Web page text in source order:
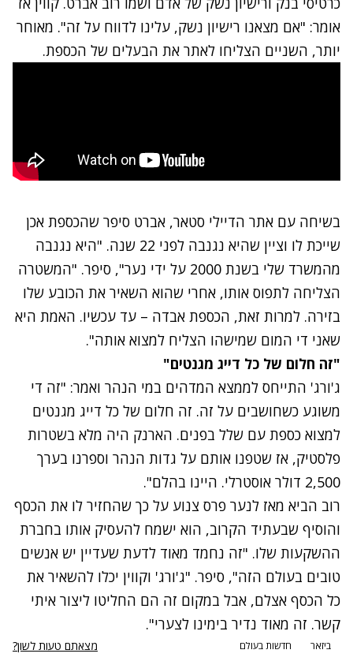
אומר: "אם מצאנו רישיון נשק, עלינו לדווח על זה". מאוחר
יותר, השניים הצליחו לאתר את הבעלים של הכספת.
בשיחה עם אתר הדיילי סטאר, אברט סיפר שהכספת אכן
שייכת לו וציין שהיא נגנבה לפני 22 שנה. "היא נגנבה
מהמשרד שלי בשנת 2000 על ידי נער", סיפר. "המשטרה
הצליחה לתפוס אותו, אחרי שהוא השאיר את הכובע שלו
בזירה. למרות זאת, הכספת אבדה – עד עכשיו. האמת היא
שאני די המום שמישהו הצליח למצוא אותה".
"זה חלום של כל דייג מגנטים"
ג'ורג' התייחס לממצא המדהים במי הנהר ואמר: "זה די
משוגע כשחושבים על זה. זה חלום של כל דייג מגנטים
למצוא כספת עם שלל בפנים. הארנק היה מלא בשטרות
פלסטיק, אז שטפנו אותם על גדות הנהר וספרנו בערך
2,500 דולר אוסטרלי. היינו בהלם".
רוב הביא מאז לנער פרס צנוע על כך שהחזיר לו את הכסף
והוסיף שבעתיד הקרוב, הוא ישמח להעסיק אותו בחברת
ההשקעות שלו. "זה נחמד מאוד לדעת שעדיין יש אנשים
טובים בעולם הזה", סיפר. "ג'ורג' וקווין יכלו להשאיר את
כל הכסף אצלם, אבל במקום זה הם החליטו ליצור איתי
קשר. זה מאוד נדיר בימינו לצערי".
ביזאר חדשות בעולם מצאתם טעות לשון?